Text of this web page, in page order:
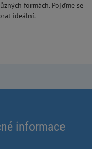
formách. Pojďme se
ideální.
informace